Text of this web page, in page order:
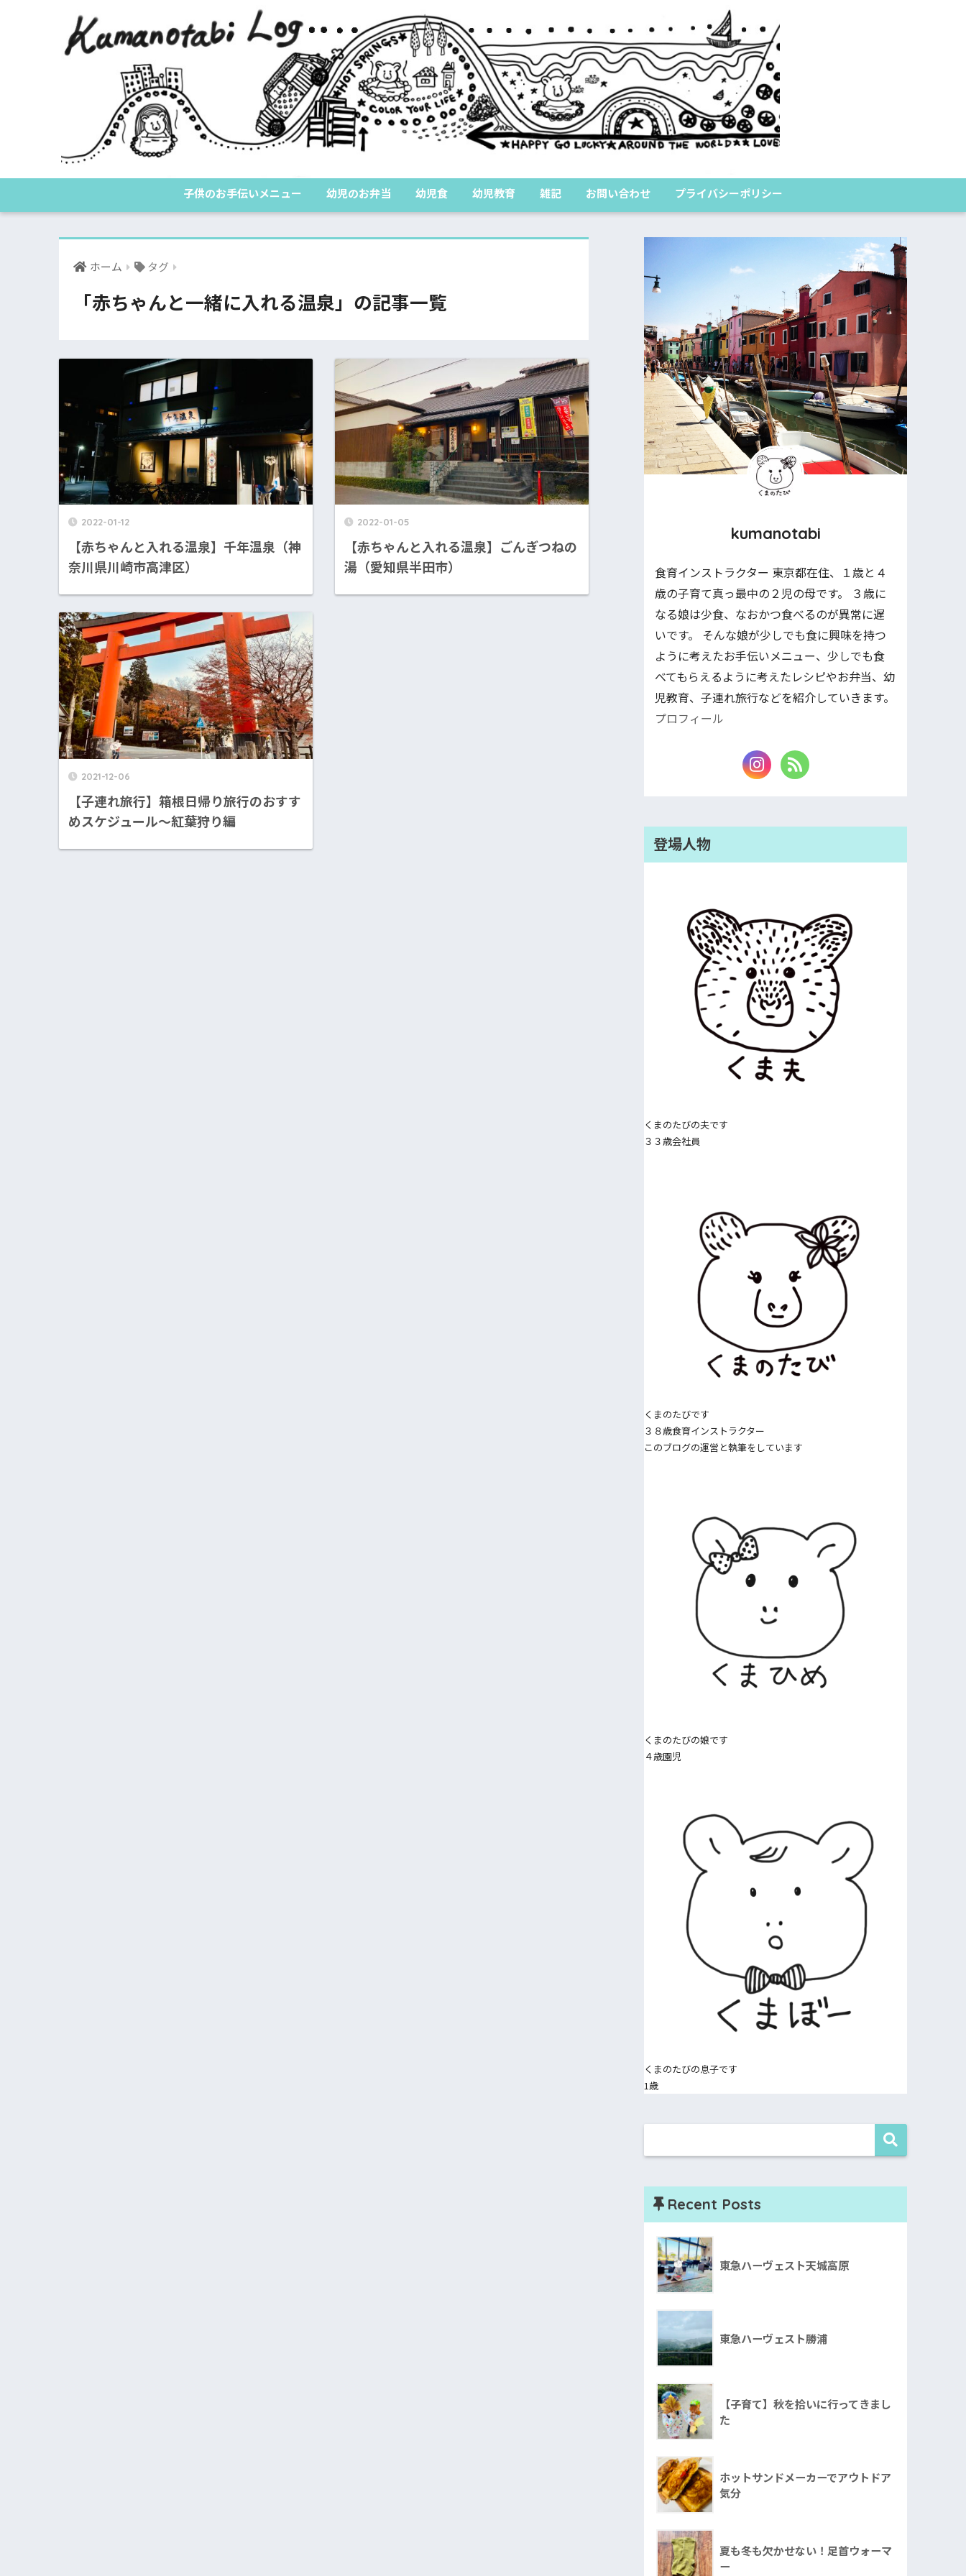
くまのたびログ
子供のお手伝いメニュー 幼児のお弁当 幼児食 幼児教育 雑記 お問い合わせ プライバシーポリシー
ホーム タグ
「赤ちゃんと一緒に入れる温泉」の記事一覧
2022-01-12
【赤ちゃんと入れる温泉】千年温泉（神
奈川県川崎市高津区）
2022-01-05
【赤ちゃんと入れる温泉】ごんぎつねの
湯（愛知県半田市）
2021-12-06
【子連れ旅行】箱根日帰り旅行のおすす
めスケジュール〜紅葉狩り編
kumanotabi
食育インストラクター 東京都在住、１歳と４
歳の子育て真っ最中の２児の母です。 ３歳に
なる娘は少食、なおかつ食べるのが異常に遅
いです。 そんな娘が少しでも食に興味を持つ
ように考えたお手伝いメニュー、少しでも食
べてもらえるように考えたレシピやお弁当、幼
児教育、子連れ旅行などを紹介していきます。
プロフィール
登場人物
くまのたびの夫です
３３歳会社員
くまのたびです
３８歳食育インストラクター
このブログの運営と執筆をしています
くまのたびの娘です
４歳園児
くまのたびの息子です
1歳
Recent Posts
東急ハーヴェスト天城高原
東急ハーヴェスト勝浦
【子育て】秋を拾いに行ってきまし
た
ホットサンドメーカーでアウトドア
気分
夏も冬も欠かせない！足首ウォーマ
ー